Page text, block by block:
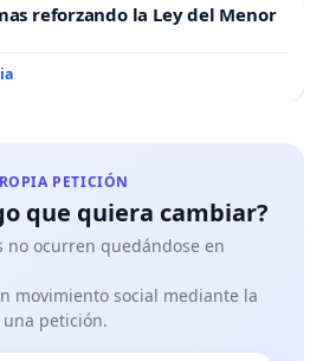
reforzando la Ley del Menor
PETICIÓN
que quiera cambiar?
no ocurren quedándose en
movimiento social mediante la
petición.